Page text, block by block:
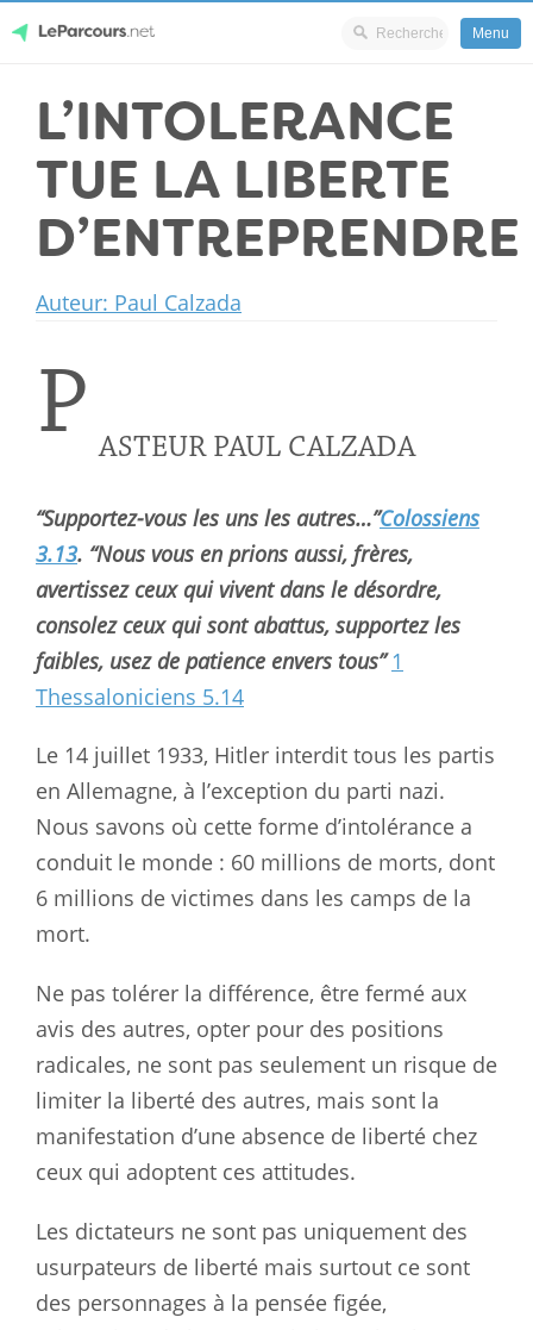
content
LeParcours.net
Menu
L’INTOLERANCE
TUE LA LIBERTE
D’ENTREPRENDRE
Auteur: Paul Calzada
P ASTEUR PAUL CALZADA
“Supportez-vous les uns les autres…”Colossiens
3.13. “Nous vous en prions aussi, frères,
avertissez ceux qui vivent dans le désordre,
consolez ceux qui sont abattus, supportez les
faibles, usez de patience envers tous” 1
Thessaloniciens 5.14
Le 14 juillet 1933, Hitler interdit tous les partis
en Allemagne, à l’exception du parti nazi.
Nous savons où cette forme d’intolérance a
conduit le monde : 60 millions de morts, dont
6 millions de victimes dans les camps de la
mort.
Ne pas tolérer la différence, être fermé aux
avis des autres, opter pour des positions
radicales, ne sont pas seulement un risque de
limiter la liberté des autres, mais sont la
manifestation d’une absence de liberté chez
ceux qui adoptent ces attitudes.
Les dictateurs ne sont pas uniquement des
usurpateurs de liberté mais surtout ce sont
des personnages à la pensée figée,